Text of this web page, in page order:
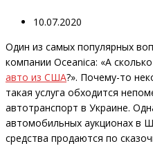
10.07.2020
Один из самых популярных
компании Oceanica: «А
авто из США?». Почему-то
такая услуга обходится
автотранспорт в Украине.
автомобильных аукционах в
средства продаются по